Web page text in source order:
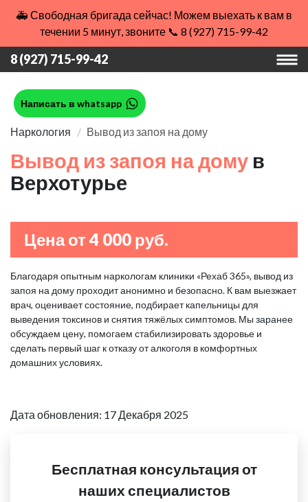
🚑 Свободная бригада сейчас! Можем выехать к вам в
течении 5 минут, звоните 📞 8 (927) 715-99-42
8 (927) 715-99-42
Написать в whatsapp
Наркология Вывод из запоя на дому
Вывод из запоя на дому в
Верхотурье
Цена от 4 000 руб.
Благодаря опытным наркологам клиники «Рехаб 365», вывод из
запоя на дому проходит анонимно и безопасно. К вам выезжает
врач, оценивает состояние, подбирает капельницы для
выведения токсинов и снятия тяжёлых симптомов. Мы заранее
обсуждаем цену, помогаем стабилизировать здоровье и
сделать первый шаг к отказу от алкоголя в комфортных
домашних условиях.
Дата обновления: 17 Декабря 2025
Бесплатная консультация от
наших специалистов